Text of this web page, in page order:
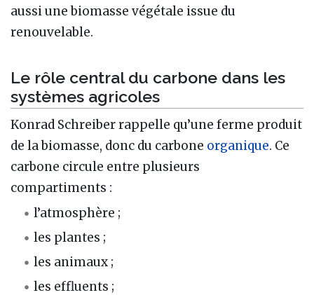
aussi une biomasse végétale issue du
renouvelable.
Le rôle central du carbone dans les
systèmes agricoles
Konrad Schreiber rappelle qu’une ferme produit
de la biomasse, donc du carbone organique. Ce
carbone circule entre plusieurs
compartiments :
l’atmosphère ;
les plantes ;
les animaux ;
les effluents ;